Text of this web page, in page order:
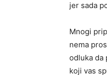
jer sada
Mnogi
nema
odluka da
koji vas